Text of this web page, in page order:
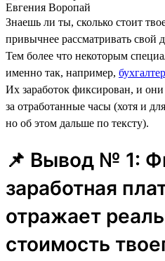
Евгения Воропай
Знаешь ли ты, сколько стоит
привычнее рассматривать свой
Тем более что некоторым
именно так, например,
Их заработок фиксирован, и
за отработанные часы (хотя и
но об этом дальше по тексту).
📌 Вывод № 1:
заработная
отражает
стоимость